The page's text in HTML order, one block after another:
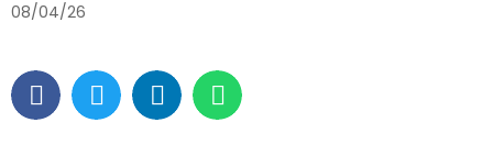
08/04/26